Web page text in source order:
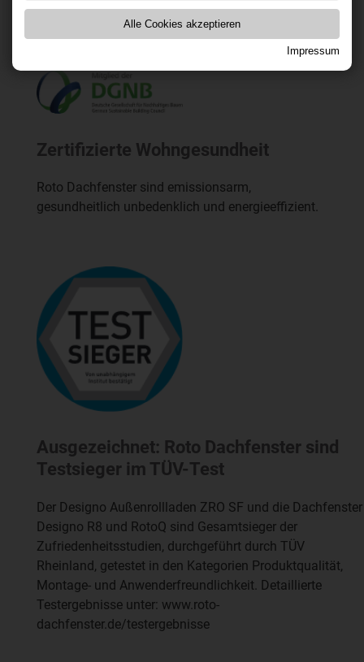
Zertifizierte Wohngesundheit
Roto Dachfenster sind emissionsarm,
gesundheitlich unbedenklich und energieeffizient.
Ausgezeichnet: Roto Dachfenster sind
Testsieger im TÜV-Test
Der Designo Außenrollladen ZRO SF und die Dachfenster
Designo R8 und RotoQ sind Gesamtsieger der
Zufriedenheitsstudien, durchgeführt durch TÜV
Rheinland, getestet in den Kategorien Produktqualität,
Montage- und Anwenderfreundlichkeit. Detaillierte
Testergebnisse unter: www.roto-
dachfenster.de/testergebnisse
Alle Cookies akzeptieren
Impressum